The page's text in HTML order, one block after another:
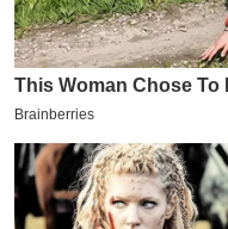
क्रि
के
ट
I
P
L
2